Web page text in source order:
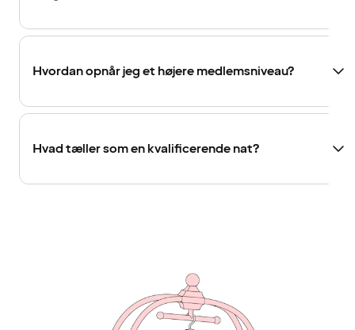
Hvordan opnår jeg et højere medlemsniveau?
Hvad tæller som en kvalificerende nat?